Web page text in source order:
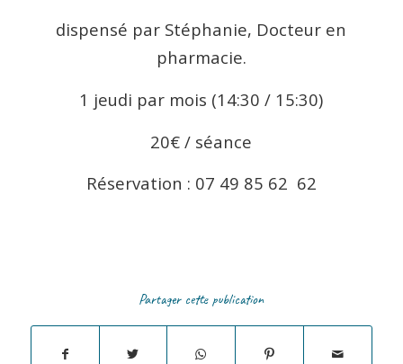
dispensé par Stéphanie, Docteur en
pharmacie.
1 jeudi par mois (14:30 / 15:30)
20€ / séance
Réservation : 07 49 85 62 62
Partager cette publication